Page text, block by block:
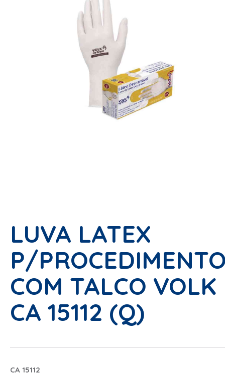
LUVA LATEX
P/
COM TALCO VOLK
CA 15112 (Q)
CA 15112